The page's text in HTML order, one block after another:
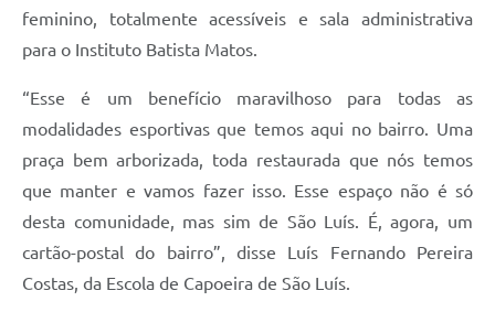
feminino, totalmente acessíveis e sala administrativa
para o Instituto Batista Matos.
“Esse é um benefício maravilhoso para todas as
modalidades esportivas que temos aqui no bairro. Uma
praça bem arborizada, toda restaurada que nós temos
que manter e vamos fazer isso. Esse espaço não é só
desta comunidade, mas sim de São Luís. É, agora, um
cartão-postal do bairro”, disse Luís Fernando Pereira
Costas, da Escola de Capoeira de São Luís.